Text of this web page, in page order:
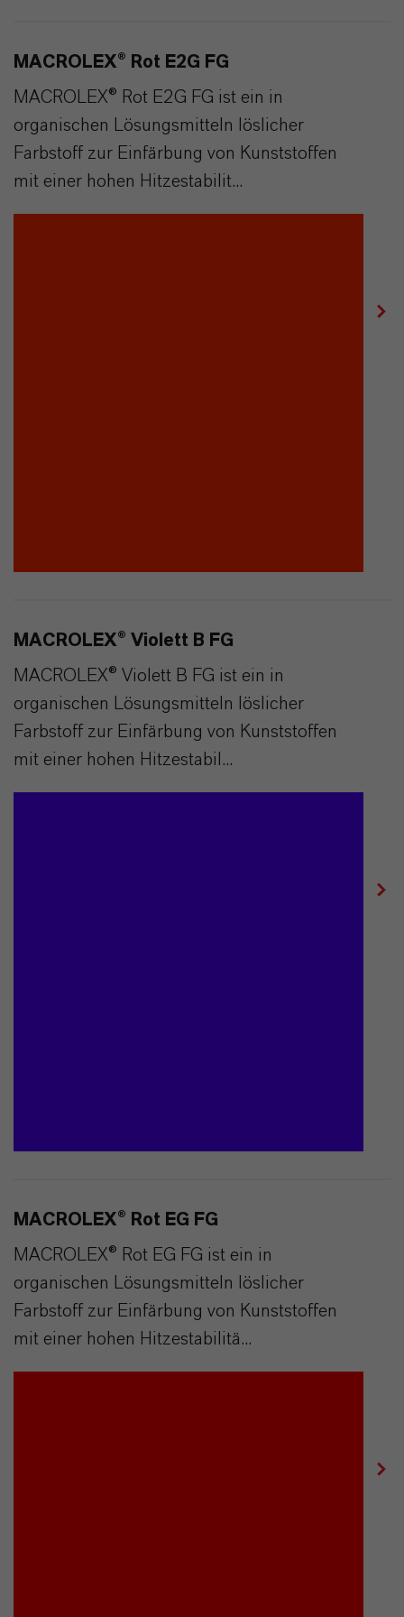
MACROLEX® Rot E2G FG
MACROLEX® Rot E2G FG ist ein in
organischen Lösungsmitteln löslicher
Farbstoff zur Einfärbung von Kunststoffen
mit einer hohen Hitzestabilit...
MACROLEX® Violett B FG
MACROLEX® Violett B FG ist ein in
organischen Lösungsmitteln löslicher
Farbstoff zur Einfärbung von Kunststoffen
mit einer hohen Hitzestabil...
MACROLEX® Rot EG FG
MACROLEX® Rot EG FG ist ein in
organischen Lösungsmitteln löslicher
Farbstoff zur Einfärbung von Kunststoffen
mit einer hohen Hitzestabilitä...